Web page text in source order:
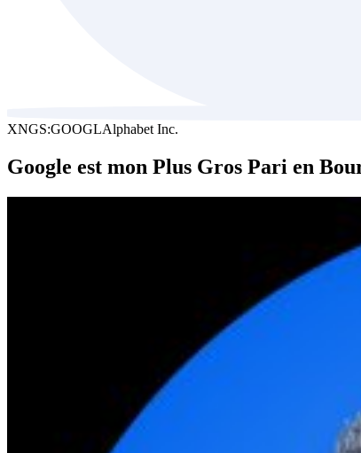
XNGS:GOOGLAlphabet Inc.
Google est mon Plus Gros Pari en